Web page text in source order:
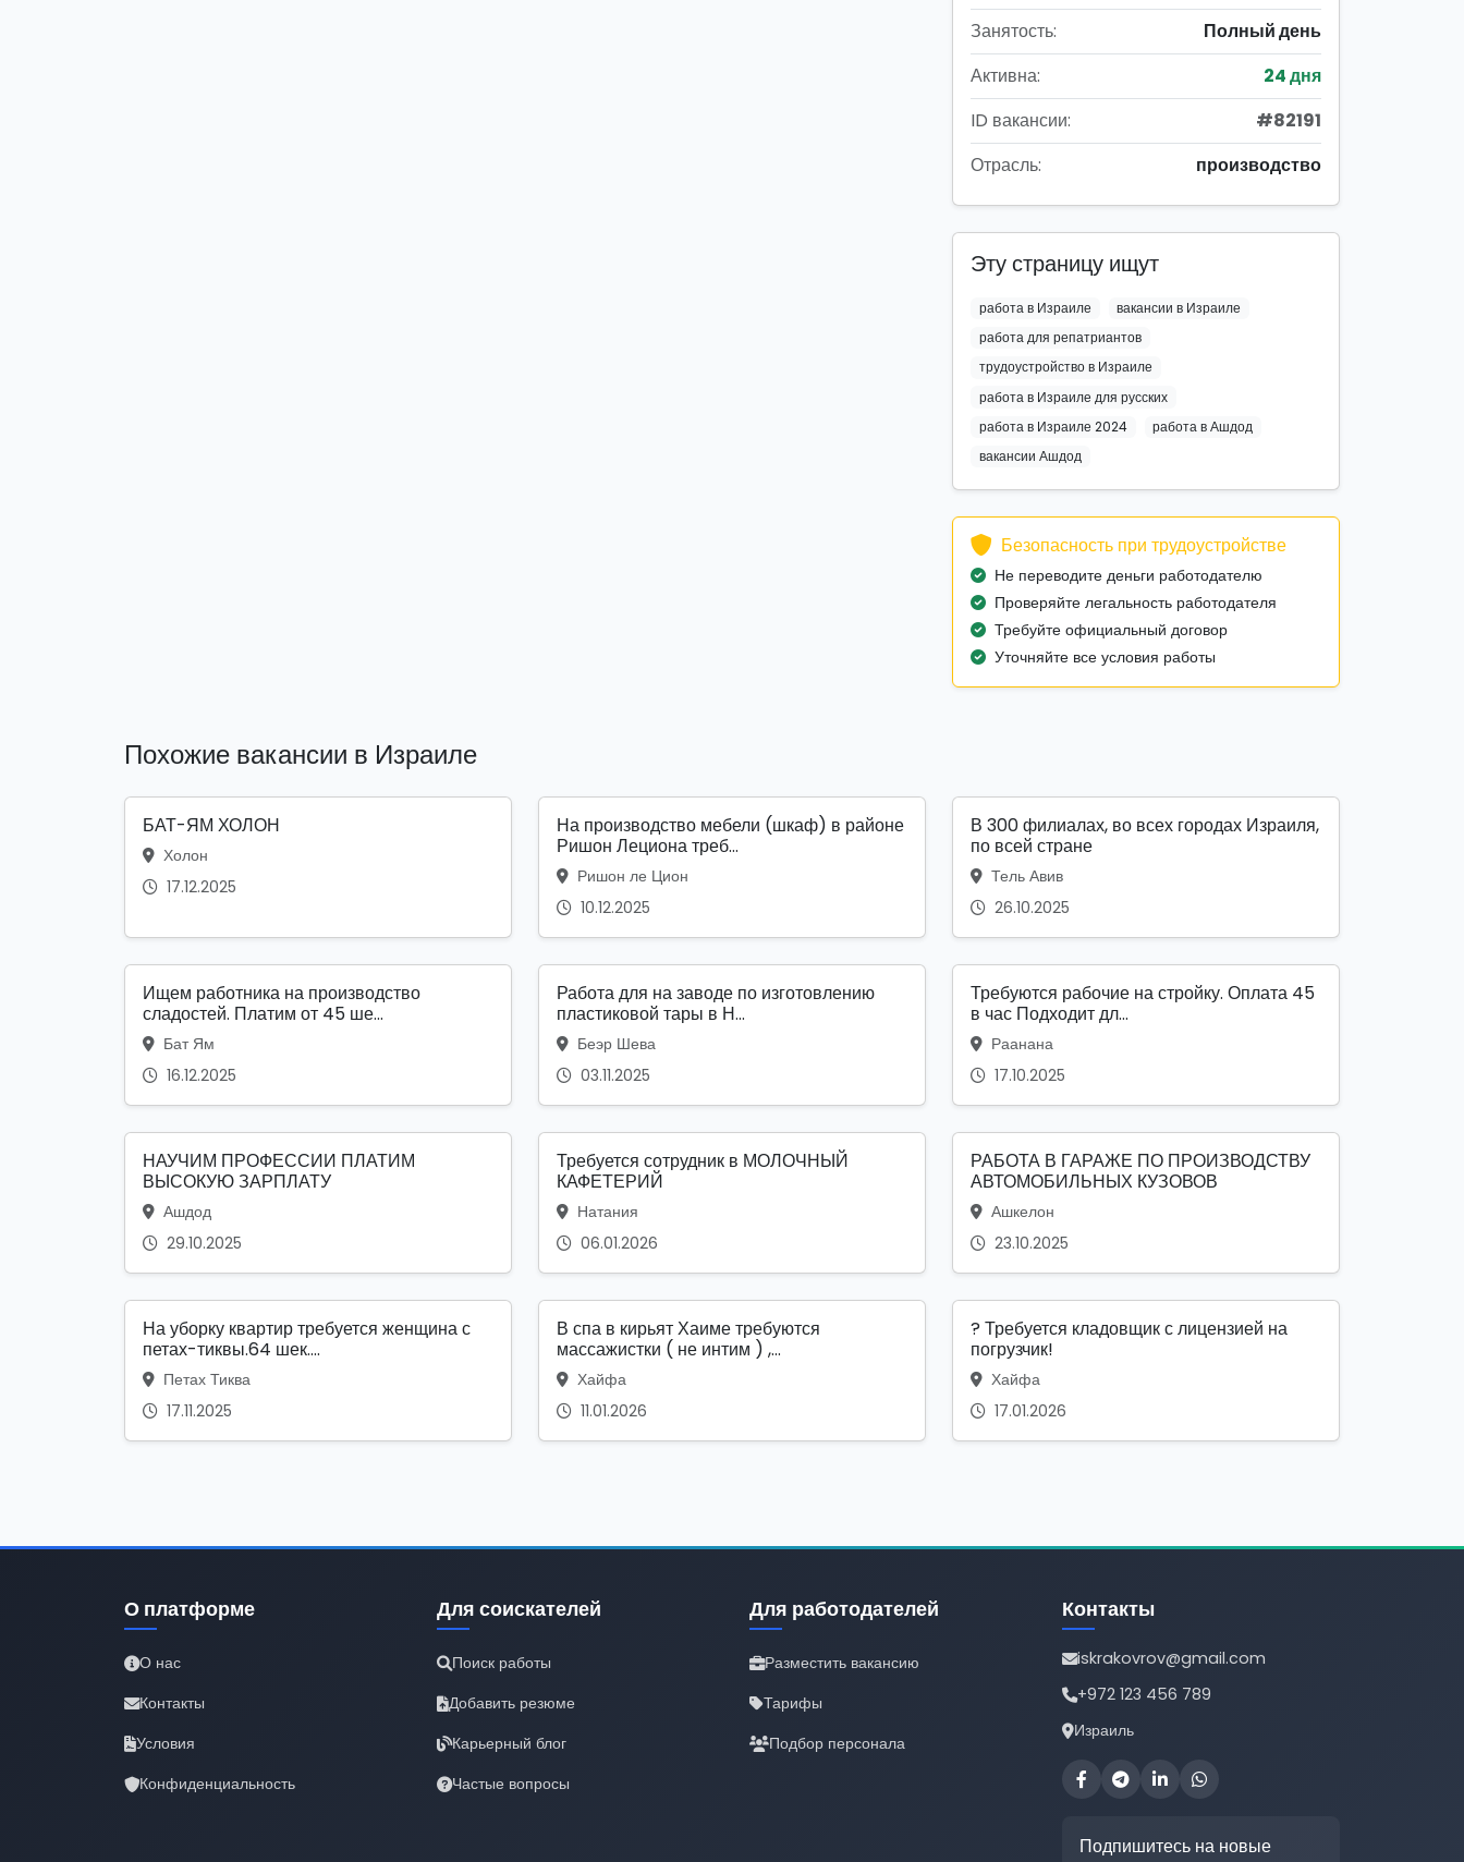
Занятость:
Полный день
Активна:
24 дня
ID вакансии:
#82191
Отрасль:
производство
Эту страницу ищут
работа в Израиле
вакансии в Израиле
работа для репатриантов
трудоустройство в Израиле
работа в Израиле для русских
работа в Израиле 2024
работа в Ашдод
вакансии Ашдод
Безопасность при трудоустройстве
Не переводите деньги работодателю
Проверяйте легальность работодателя
Требуйте официальный договор
Уточняйте все условия работы
Похожие вакансии в Израиле
БАТ-ЯМ ХОЛОН
Холон
17.12.2025
На производство мебели (шкаф) в районе
Ришон Лециона треб...
Ришон ле Цион
10.12.2025
В 300 филиалах, во всех городах Израиля,
по всей стране
Тель Авив
26.10.2025
Ищем работника на производство
сладостей. Платим от 45 ше...
Бат Ям
16.12.2025
Работа для на заводе по изготовлению
пластиковой тары в Н...
Беэр Шева
03.11.2025
Требуются рабочие на стройку. Оплата 45
в час Подходит дл...
Раанана
17.10.2025
НАУЧИМ ПРОФЕССИИ ПЛАТИМ
ВЫСОКУЮ ЗАРПЛАТУ
Ашдод
29.10.2025
Требуется сотрудник в МОЛОЧНЫЙ
КАФЕТЕРИЙ
Натания
06.01.2026
РАБОТА В ГАРАЖЕ ПО ПРОИЗВОДСТВУ
АВТОМОБИЛЬНЫХ КУЗОВОВ
Ашкелон
23.10.2025
На уборку квартир требуется женщина с
петах-тиквы.64 шек....
Петах Тиква
17.11.2025
В спа в кирьят Хаиме требуются
массажистки ( не интим ) ,...
Хайфа
11.01.2026
? Требуется кладовщик с лицензией на
погрузчик!
Хайфа
17.01.2026
О платформе
О нас
Контакты
Условия
Конфиденциальность
Для соискателей
Поиск работы
Добавить резюме
Карьерный блог
Частые вопросы
Для работодателей
Разместить вакансию
Тарифы
Подбор персонала
Контакты
iskrakovrov@gmail.com
+972 123 456 789
Израиль
Подпишитесь на новые